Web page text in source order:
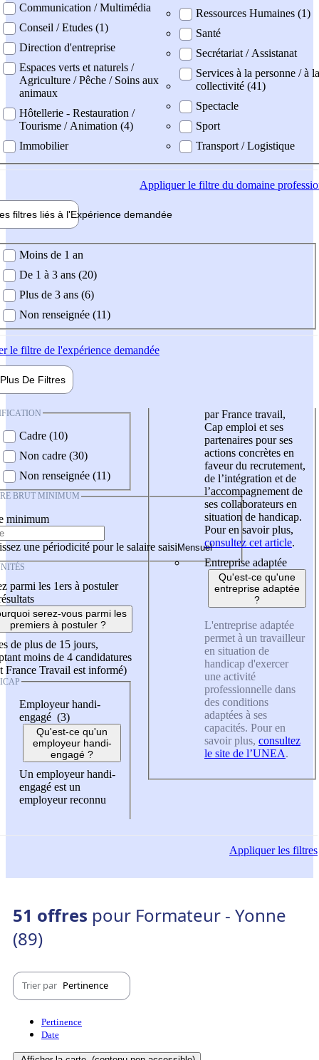
Communication / Multimédia
Conseil / Etudes (1)
Direction d'entreprise
Espaces verts et naturels /
Agriculture / Pêche / Soins aux
animaux
Hôtellerie - Restauration /
Tourisme / Animation (4)
Immobilier
Ressources Humaines (1)
Santé
Secrétariat / Assistanat
Services à la personne / à la
collectivité (41)
Spectacle
Sport
Transport / Logistique
Appliquerle filtre du domaine
filtres liés à l'Expérience demandée
demandée
Moins de 1 an
De 1 à 3 ans (20)
Plus de 3 ans (6)
Non renseignée (11)
le filtre de l'expérience demandée
Plus De Filtres
Cadre (10)
Non cadre (30)
Non renseignée (11)
BRUT MINIMUM
minimum
une périodicité pour le salaire saisi
parmi les 1ers à postuler
serez-vous parmi les
premiers à postuler ?
de plus de 15 jours,
moins de 4 candidatures
France Travail est informé)
Employeur handi-
engagé (3)
Qu'est-ce qu'un
employeur handi-
engagé ?
Un employeur handi-
engagé est un
employeur reconnu
par France travail,
Cap emploi et ses
partenaires pour ses
actions concrètes en
faveur du recrutement,
de l’intégration et de
l’accompagnement de
ses collaborateurs en
situation de handicap.
Pour en savoir plus,
consultez cet article.
Entreprise adaptée
Qu'est-ce qu'une
entreprise adaptée
?
L'entreprise adaptée
permet à un travailleur
en situation de
handicap d'exercer
une activité
professionnelle dans
des conditions
adaptées à ses
capacités. Pour en
savoir plus, consultez
le site de l’UNEA.
Appliquerles filtres
51 offres pour Formateur - Yonne
(89)
Trier par Pertinence
Pertinence
Date